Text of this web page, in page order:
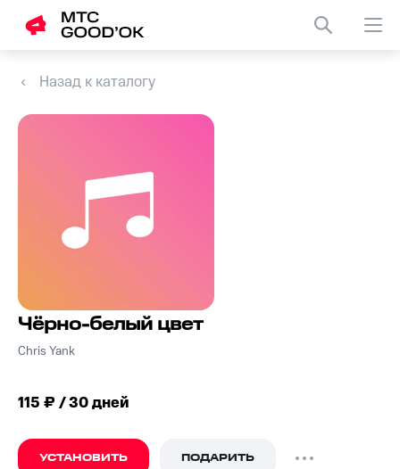
Назад к каталогу
Чёрно-белый цвет
Chris Yank
115 ₽ / 30 дней
УСТАНОВИТЬ ПОДАРИТЬ